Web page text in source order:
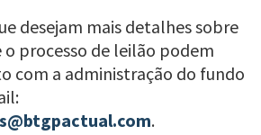
desejam mais detalhes sobre
processo de leilão podem
com a administração do fundo
.